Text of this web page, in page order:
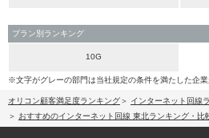
プラン別ランキング
10G
※文字がグレーの部門は当社規定の条件を満たした企
オリコン顧客満足度ランキング
インターネット回線
おすすめのインターネット回線 東北ランキング・比